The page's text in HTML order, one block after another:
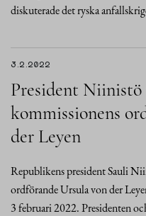
diskuterade det ryska
3.2.2022
President
kommissionens
der Leyen
Republikens president Sauli
ordförande Ursula von der
3 februari 2022. Presidenten